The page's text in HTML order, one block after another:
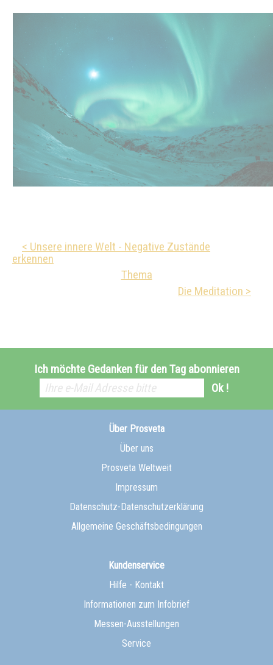
< Unsere innere Welt - Negative Zustände
erkennen
Thema
Die Meditation >
Ich möchte Gedanken für den Tag abonnieren
Ok !
Über Prosveta
Über uns
Prosveta Weltweit
Impressum
Datenschutz-Datenschutzerklärung
Allgemeine Geschäftsbedingungen
Kundenservice
Hilfe - Kontakt
Informationen zum Infobrief
Messen-Ausstellungen
Service